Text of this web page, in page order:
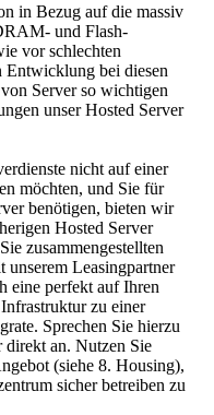
in Bezug auf die massiv
und Flash-
vor schlechten
Entwicklung bei diesen
Server so wichtigen
unser Hosted Server
nicht auf einer
möchten, und Sie für
benötigen, bieten wir
Hosted Server
zusammengestellten
Leasingpartner
eine perfekt auf Ihren
zu einer
Sprechen Sie hierzu
direkt an. Nutzen Sie
(siehe 8. Housing),
sicher betreiben zu